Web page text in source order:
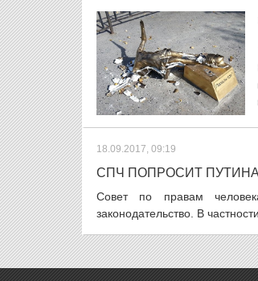
18.09.2017, 09:19
СПЧ ПОПРОСИТ
Совет по правам
законодательство. В